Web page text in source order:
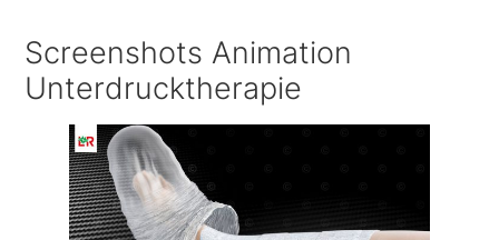
Screenshots Animation
Unterdrucktherapie